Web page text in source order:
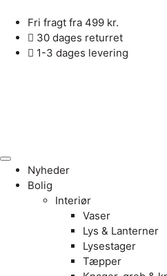
Fri fragt fra 499 kr.
30 dages returret
1-3 dages levering
Nyheder
Bolig
Interiør
Vaser
Lys & Lanterner
Lysestager
Tæpper